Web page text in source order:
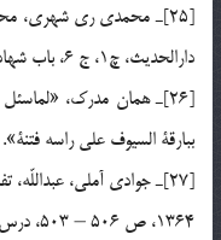
[25]ـ محمدي ري شهري،
دارالحديث، چ1، ج 6، باب شهادت و عذاب قبر.
[26]ـ همان مدرك،
ببارقة السيوف علي راسه فتنة».
1364، ص 506 – 503، درس 33، ح 2.